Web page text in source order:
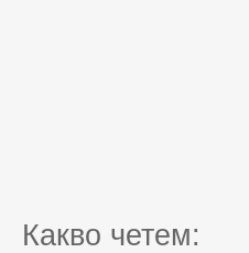
Какво четем: